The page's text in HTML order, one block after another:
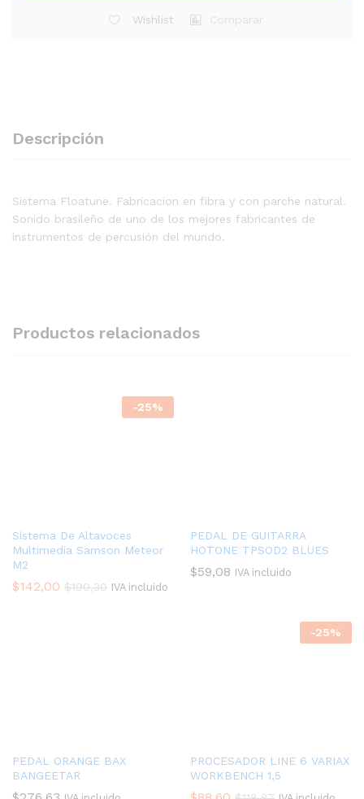
Wishlist Comparar
Descripción
Sistema Floatune. Fabricacion en fibra y con parche natural.
Sonido brasileño de uno de los mejores fabricantes de
instrumentos de percusión del mundo.
Productos relacionados
-25%
Sistema De Altavoces
Multimedia Samson Meteor
M2
$142,00 $190,30 IVA incluido
PEDAL DE GUITARRA
HOTONE TPSOD2 BLUES
$59,08 IVA incluido
PEDAL ORANGE BAX
BANGEETAR
-25%
PROCESADOR LINE 6 VARIAX
WORKBENCH 1,5